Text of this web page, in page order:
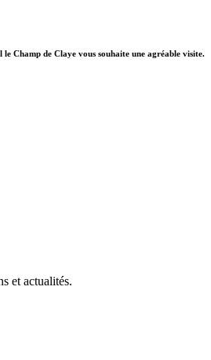
le Champ de Claye vous souhaite une agréable visite.
et actualités.